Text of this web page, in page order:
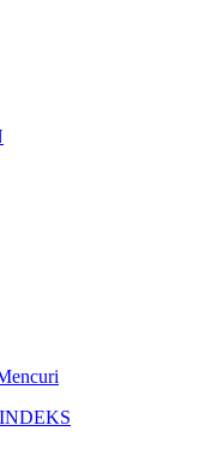
INDEKS